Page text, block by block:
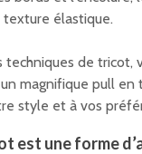
élastique.
techniques de tricot,
magnifique pull en
style et à vos
est une forme